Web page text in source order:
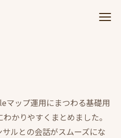
マップ運用にまつわる基礎用
かりやすくまとめました。
ルとの会話がスムーズにな